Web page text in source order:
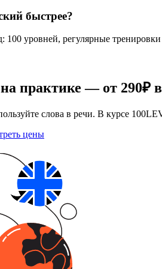
быстрее?
уровней, регулярные
на практике — от 290₽
слова в речи. В курсе
цены